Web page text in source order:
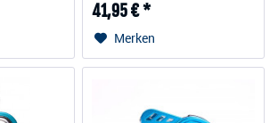
41,95 € *
Merken